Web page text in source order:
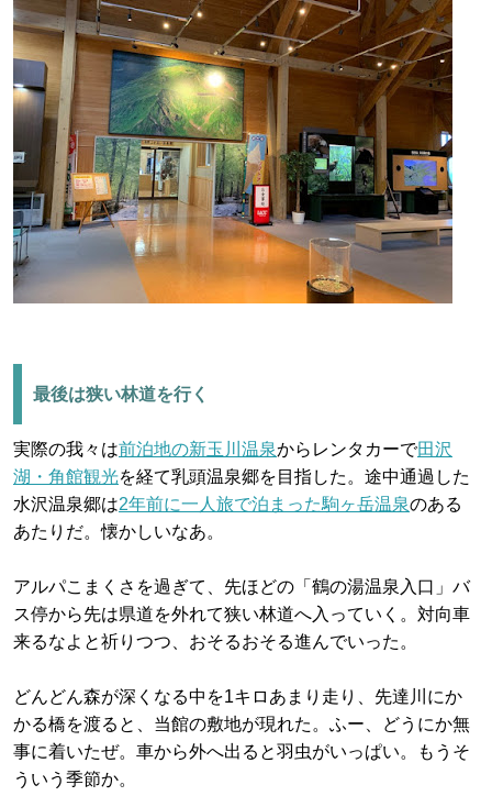
最後は狭い林道を行く
実際の我々は前泊地の新玉川温泉からレンタカーで田沢
湖・角館観光を経て乳頭温泉郷を目指した。途中通過した
水沢温泉郷は2年前に一人旅で泊まった駒ヶ岳温泉のある
あたりだ。懐かしいなあ。
アルパこまくさを過ぎて、先ほどの「鶴の湯温泉入口」バ
ス停から先は県道を外れて狭い林道へ入っていく。対向車
来るなよと祈りつつ、おそるおそる進んでいった。
どんどん森が深くなる中を1キロあまり走り、先達川にか
かる橋を渡ると、当館の敷地が現れた。ふー、どうにか無
事に着いたぜ。車から外へ出ると羽虫がいっぱい。もうそ
ういう季節か。